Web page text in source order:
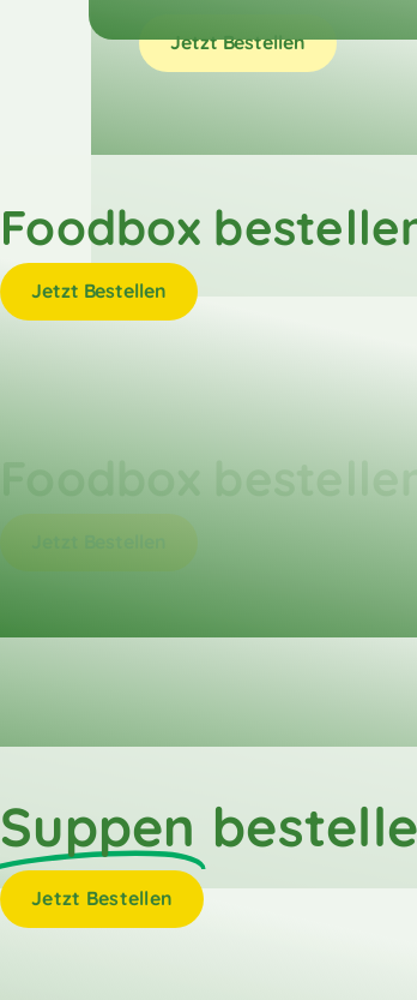
Jetzt Bestellen
Foodbox
Foodbox
Jetzt Bestellen
Suppen
Jetzt Bestellen